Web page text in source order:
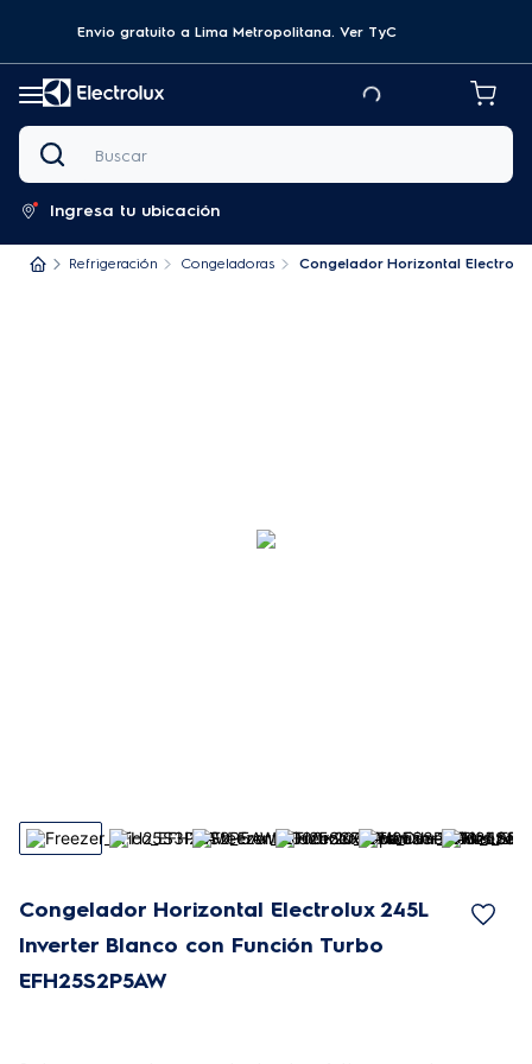
Envio gratuito a Lima Metropolitana. Ver TyC
Buscar
Ingresa tu ubicación
Refrigeración Congeladoras Congelador Horizontal
Congelador Horizontal Electrolux 245L
Inverter Blanco con Función Turbo
EFH25S2P5AW